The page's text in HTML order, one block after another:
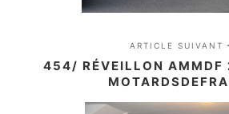
ARTICLE SUIVANT
454/ RÉVEILLON AMMDF